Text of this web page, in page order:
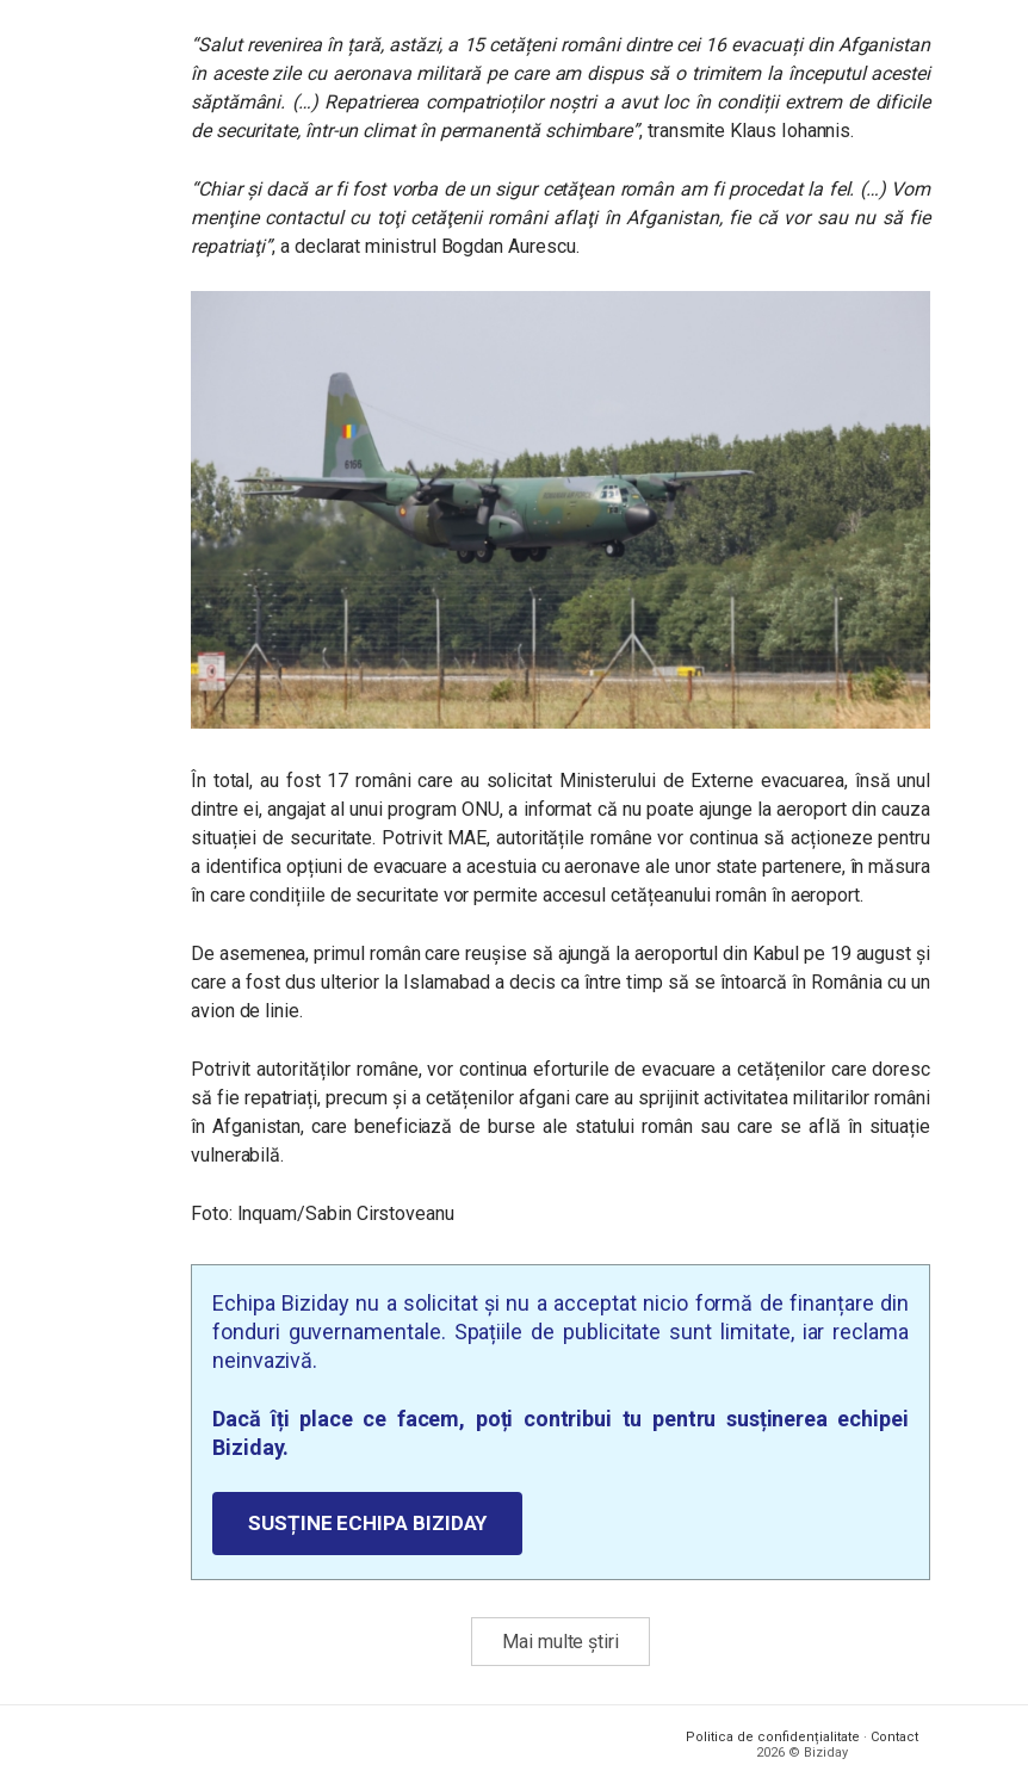
“Salut revenirea în țară, astăzi, a 15 cetățeni români dintre cei 16 evacuați din Afganistan
în aceste zile cu aeronava militară pe care am dispus să o trimitem la începutul acestei
săptămâni. (…) Repatrierea compatrioților noștri a avut loc în condiții extrem de dificile
de securitate, într-un climat în permanentă schimbare”, transmite Klaus Iohannis.
“Chiar şi dacă ar fi fost vorba de un sigur cetăţean român am fi procedat la fel. (…) Vom
menţine contactul cu toţi cetăţenii români aflaţi în Afganistan, fie că vor sau nu să fie
repatriaţi”, a declarat ministrul Bogdan Aurescu.
În total, au fost 17 români care au solicitat Ministerului de Externe evacuarea, însă unul
dintre ei, angajat al unui program ONU, a informat că nu poate ajunge la aeroport din cauza
situației de securitate. Potrivit MAE, autoritățile române vor continua să acționeze pentru
a identifica opțiuni de evacuare a acestuia cu aeronave ale unor state partenere, în măsura
în care condițiile de securitate vor permite accesul cetățeanului român în aeroport.
De asemenea, primul român care reușise să ajungă la aeroportul din Kabul pe 19 august și
care a fost dus ulterior la Islamabad a decis ca între timp să se întoarcă în România cu un
avion de linie.
Potrivit autorităților române, vor continua eforturile de evacuare a cetățenilor care doresc
să fie repatriați, precum și a cetățenilor afgani care au sprijinit activitatea militarilor români
în Afganistan, care beneficiază de burse ale statului român sau care se află în situație
vulnerabilă.
Foto: Inquam/Sabin Cirstoveanu
Echipa Biziday nu a solicitat și nu a acceptat nicio formă de finanțare din
fonduri guvernamentale. Spațiile de publicitate sunt limitate, iar reclama
neinvazivă.
Dacă îți place ce facem, poți contribui tu pentru susținerea echipei
Biziday.
SUSȚINE ECHIPA BIZIDAY
Mai multe știri
Politica de confidențialitate · Contact
2026 © Biziday